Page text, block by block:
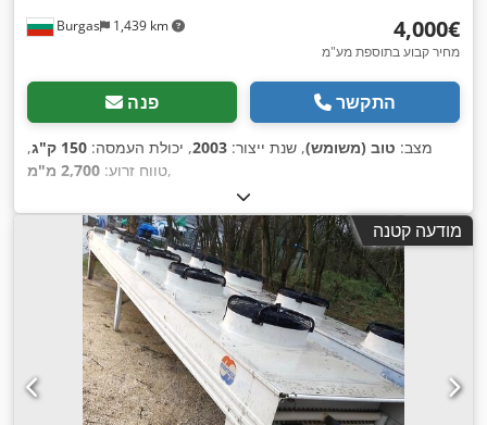
Burgas 1,439 km ‏4,000 ‏€
מחיר קבוע בתוספת מע"מ
פנה התקשר
מצב: טוב (משומש), שנת ייצור: 2003, יכולת העמסה: 150 ק"ג
,
טווח זרוע: 2,700 מ"מ ,
מודעה קטנה